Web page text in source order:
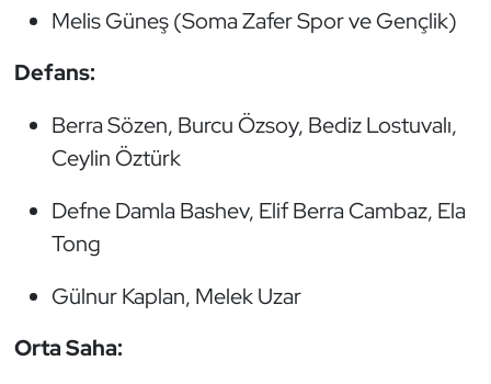
Melis Güneş (Soma Zafer Spor ve Gençlik)
Defans:
Berra Sözen, Burcu Özsoy, Bediz Lostuvalı,
Ceylin Öztürk
Defne Damla Bashev, Elif Berra Cambaz, Ela
Tong
Gülnur Kaplan, Melek Uzar
Orta Saha: